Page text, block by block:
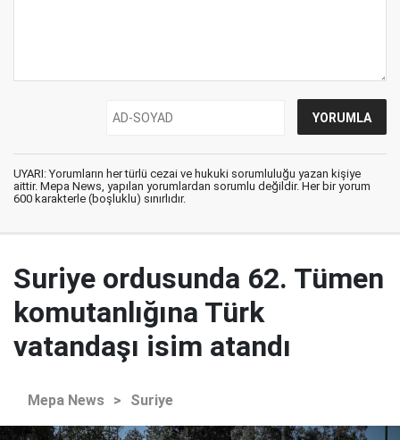
UYARI: Yorumların her türlü cezai ve hukuki sorumluluğu yazan kişiye
aittir. Mepa News, yapılan yorumlardan sorumlu değildir. Her bir yorum
600 karakterle (boşluklu) sınırlıdır.
Suriye ordusunda 62. Tümen
komutanlığına Türk
vatandaşı isim atandı
Mepa News > Suriye